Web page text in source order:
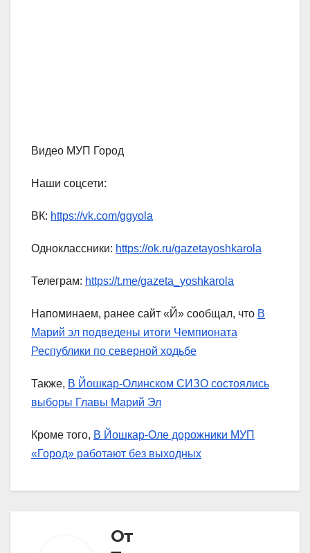
Видео МУП Город
Наши соцсети:
ВК: https://vk.com/ggyola
Одноклассники: https://ok.ru/gazetayoshkarola
Телеграм: https://t.me/gazeta_yoshkarola
Напоминаем, ранее сайт «Й» сообщал, что В
Марий эл подведены итоги Чемпионата
Республики по северной ходьбе
Также, В Йошкар-Олинском СИЗО состоялись
выборы Главы Марий Эл
Кроме того, В Йошкар-Оле дорожники МУП
«Город» работают без выходных
От